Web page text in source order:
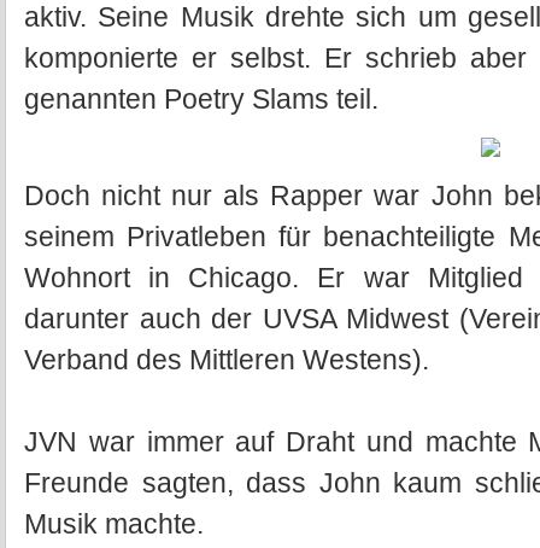
aktiv. Seine Musik drehte sich um
komponierte er selbst. Er schrieb
genannten Poetry Slams teil.
Doch nicht nur als Rapper war John
seinem Privatleben für benachteiligte
Wohnort in Chicago. Er war Mitglied
darunter auch der UVSA Midwest
Verband des Mittleren Westens).
JVN war immer auf Draht und machte
Freunde sagten, dass John kaum
Musik machte.